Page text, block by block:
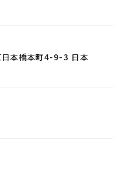
本橋本町4-9-3 日本